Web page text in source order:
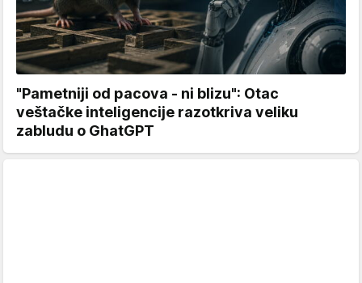
"Pametniji od pacova - ni blizu": Otac
veštačke inteligencije razotkriva veliku
zabludu o GhatGPT